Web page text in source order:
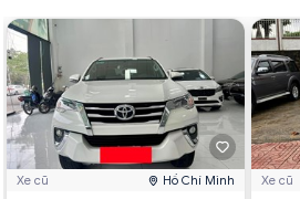
Xe cũ Hồ Chí Minh Xe cũ